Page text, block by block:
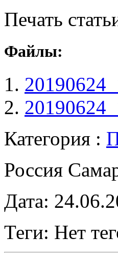
Печать
Файлы:
Категория :
Россия
Дата:
Теги: Нет